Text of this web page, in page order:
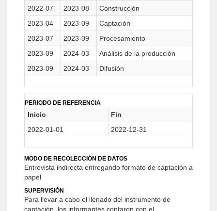
2022-07
2023-08
Construcción
2023-04
2023-09
Captación
2023-07
2023-09
Procesamiento
2023-09
2024-03
Análisis de la producción
2023-09
2024-03 Difusión
PERIODO DE REFERENCIA
Inicio
Fin
2022-01-01
2022-12-31
MODO DE RECOLECCIÓN DE DATOS
Entrevista indirecta entregando formato de captación a
papel
SUPERVISIÓN
Para llevar a cabo el llenado del instrumento de
captación, los informantes contaron con el